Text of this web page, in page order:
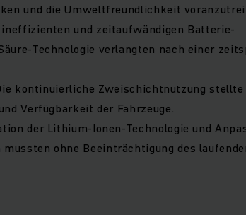
und die Umweltfreundlichkeit
ineffizienten und zeitaufwändigen Batterie-
Technologie verlangten nach einer
kontinuierliche Zweischichtnutzung stellte
Verfügbarkeit der Fahrzeuge.
der Lithium-Ionen-Technologie und
ohne Beeinträchtigung des